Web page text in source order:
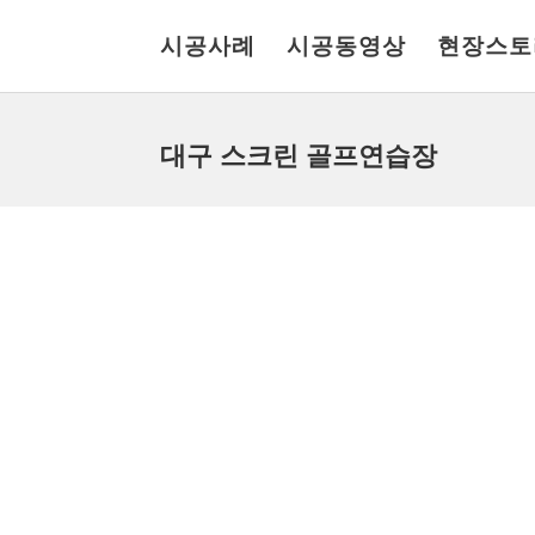
시공사례 시공동영상 현장스
대구 스크린 골프연습장